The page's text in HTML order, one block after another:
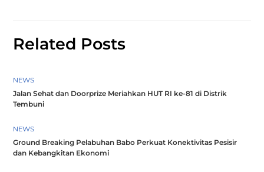
Related Posts
NEWS
Jalan Sehat dan Doorprize Meriahkan HUT RI ke-81 di Distrik
Tembuni
NEWS
Ground Breaking Pelabuhan Babo Perkuat Konektivitas Pesisir
dan Kebangkitan Ekonomi